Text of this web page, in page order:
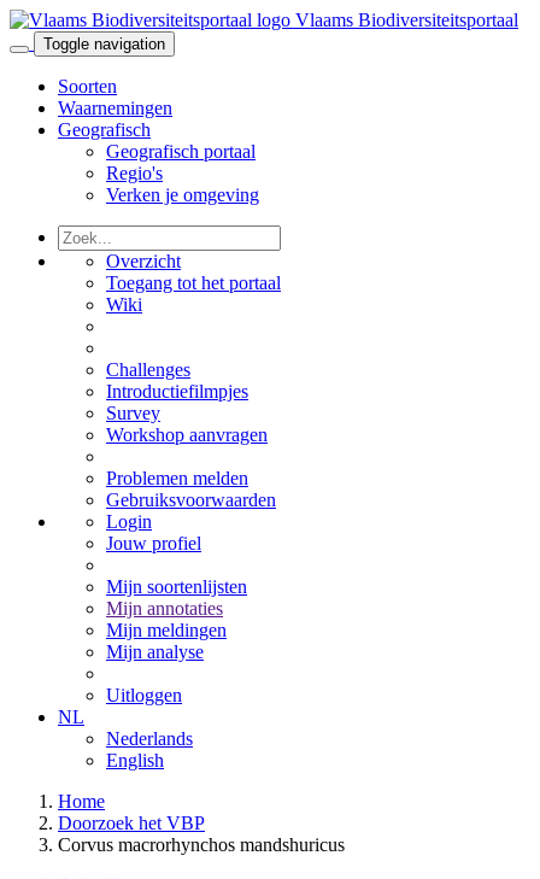
Vlaams Biodiversiteitsportaal
Toggle navigation
Soorten
Waarnemingen
Geografisch
Geografisch portaal
Regio's
Verken je omgeving
Overzicht
Toegang tot het portaal
Wiki
Challenges
Introductiefilmpjes
Survey
Workshop aanvragen
Problemen melden
Gebruiksvoorwaarden
Login
Jouw profiel
Mijn soortenlijsten
Mijn annotaties
Mijn meldingen
Mijn analyse
Uitloggen
NL
Nederlands
English
Home
Doorzoek het VBP
Corvus macrorhynchos mandshuricus